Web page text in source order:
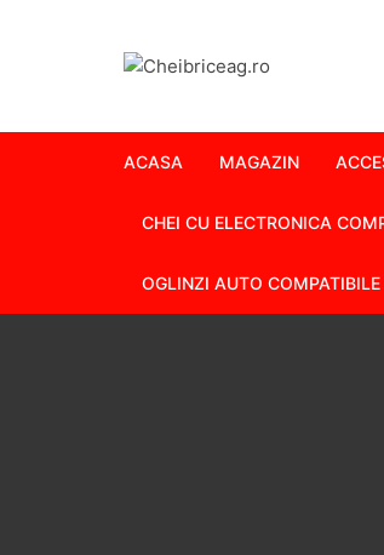
ACASA MAGAZIN
CHEI CU ELECTRONICA
OGLINZI AUTO COMPATIBILE